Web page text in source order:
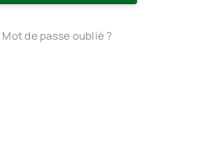
Mot de passe oublié ?